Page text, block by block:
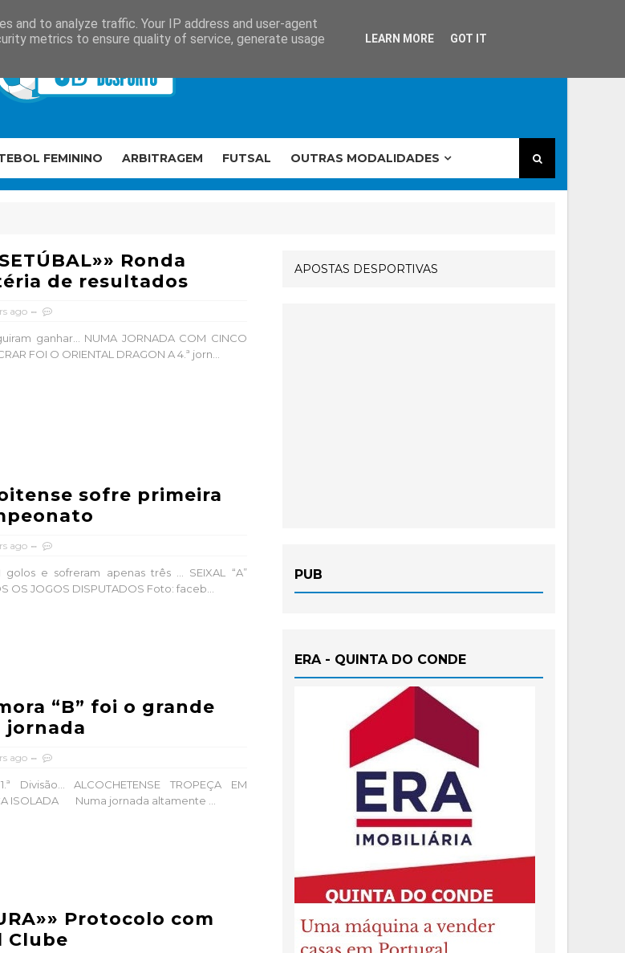
FEMININO ARBITRAGEM FUTSAL OUTRAS MODALIDADES
Ronda
de resultados
ago
ganhar… NUMA JORNADA COM CINCO
FOI O ORIENTAL DRAGON A 4.ª jorn...
sofre primeira
ago
golos e sofreram apenas três ... SEIXAL “A”
OS JOGOS DISPUTADOS Foto: faceb...
“B” foi o grande
jornada
ago
Divisão… ALCOCHETENSE TROPEÇA EM
ISOLADA Numa jornada altamente ...
Protocolo com
Clube
APOSTAS DESPORTIVAS
PUB
ERA - QUINTA DO CONDE
and to analyze traffic. Your IP address and user-agent
metrics to ensure quality of service, generate usage
LEARN MORE GOT IT